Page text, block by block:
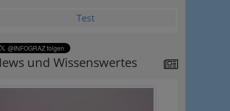
Test
und Wissenswertes